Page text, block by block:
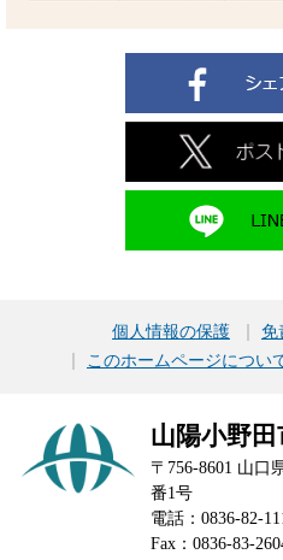
個人情報の保護 免
このホームページについ
山陽小野田
〒756-8601 山口
番1号
電話：0836-82-
Fax：0836-83-